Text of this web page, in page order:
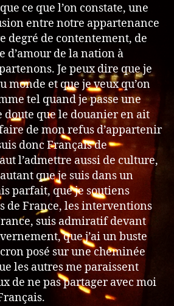
ce que l’on constate, une
entre notre appartenance
degré de contentement, de
d’amour de la nation à
Je peux dire que je
monde et que je veux qu’on
tel quand je passe une
que le douanier en ait
de mon refus d’appartenir
donc Français de
l’admettre aussi de culture,
que je suis dans un
parfait, que je soutiens
de France, les interventions
suis admiratif devant
que j’ai un buste
posé sur une cheminée
les autres me paraissent
de ne pas partager avec moi